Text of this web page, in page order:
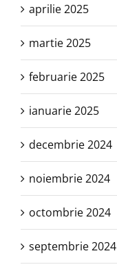
aprilie 2025
martie 2025
februarie 2025
ianuarie 2025
decembrie 2024
noiembrie 2024
octombrie 2024
septembrie 2024